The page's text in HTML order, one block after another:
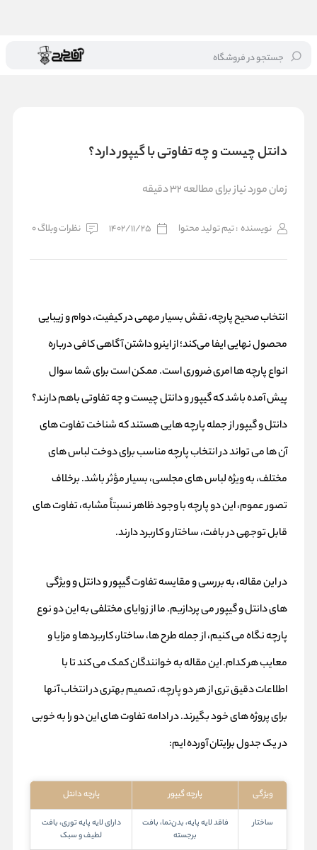
جستجو در فروشگاه خانه / بلاگ/ دانتل چیست و چه تفاوتی با گیپور دارد؟
دانتل چیست و چه تفاوتی با گیپور دارد؟
زمان مورد نیاز برای مطالعه 32 دقیقه
نویسنده : تیم تولید محتوا 1402/11/25 نظرات وبلاگ 0
انتخاب صحیح پارچه، نقش بسیار مهمی در کیفیت، دوام و زیبایی
محصول نهایی ایفا می‌کند؛ از اینرو داشتن آگاهی کافی درباره
انواع پارچه‌ ها امری ضروری است. ممکن است برای شما سوال
پیش آمده باشد که گیپور و دانتل چیست و چه تفاوتی باهم دارند؟
دانتل و گیپور از جمله پارچه‌ هایی هستند که شناخت تفاوت‌ های
آن‌ ها می‌ تواند در انتخاب پارچه مناسب برای دوخت لباس‌ های
مختلف، به‌ ویژه لباس‌ های مجلسی، بسیار مؤثر باشد. برخلاف
تصور عموم، این دو پارچه با وجود ظاهر نسبتاً مشابه، تفاوت‌ های
قابل توجهی در بافت، ساختار و کاربرد دارند.
در این مقاله، به بررسی و مقایسه تفاوت گیپور و دانتل و ویژگی‌
های دانتل و گیپور می‌ پردازیم. ما از زوایای مختلفی به این دو نوع
پارچه نگاه می‌ کنیم، از جمله طرح‌ ها، ساختار، کاربردها و مزایا و
معایب هر کدام. این مقاله به خوانندگان کمک می‌ کند تا با
اطلاعات دقیق‌ تری از هر دو پارچه، تصمیم بهتری در انتخاب آنها
برای پروژه‌ های خود بگیرند. در ادامه تفاوت های این دو را به خوبی
در یک جدول برایتان آورده ایم:
ویژگی پارچه گیپور پارچه دانتل
ساختار
فاقد لایه پایه، بدن‌نما، بافت
برجسته
دارای لایه پایه توری، بافت
لطیف و سبک